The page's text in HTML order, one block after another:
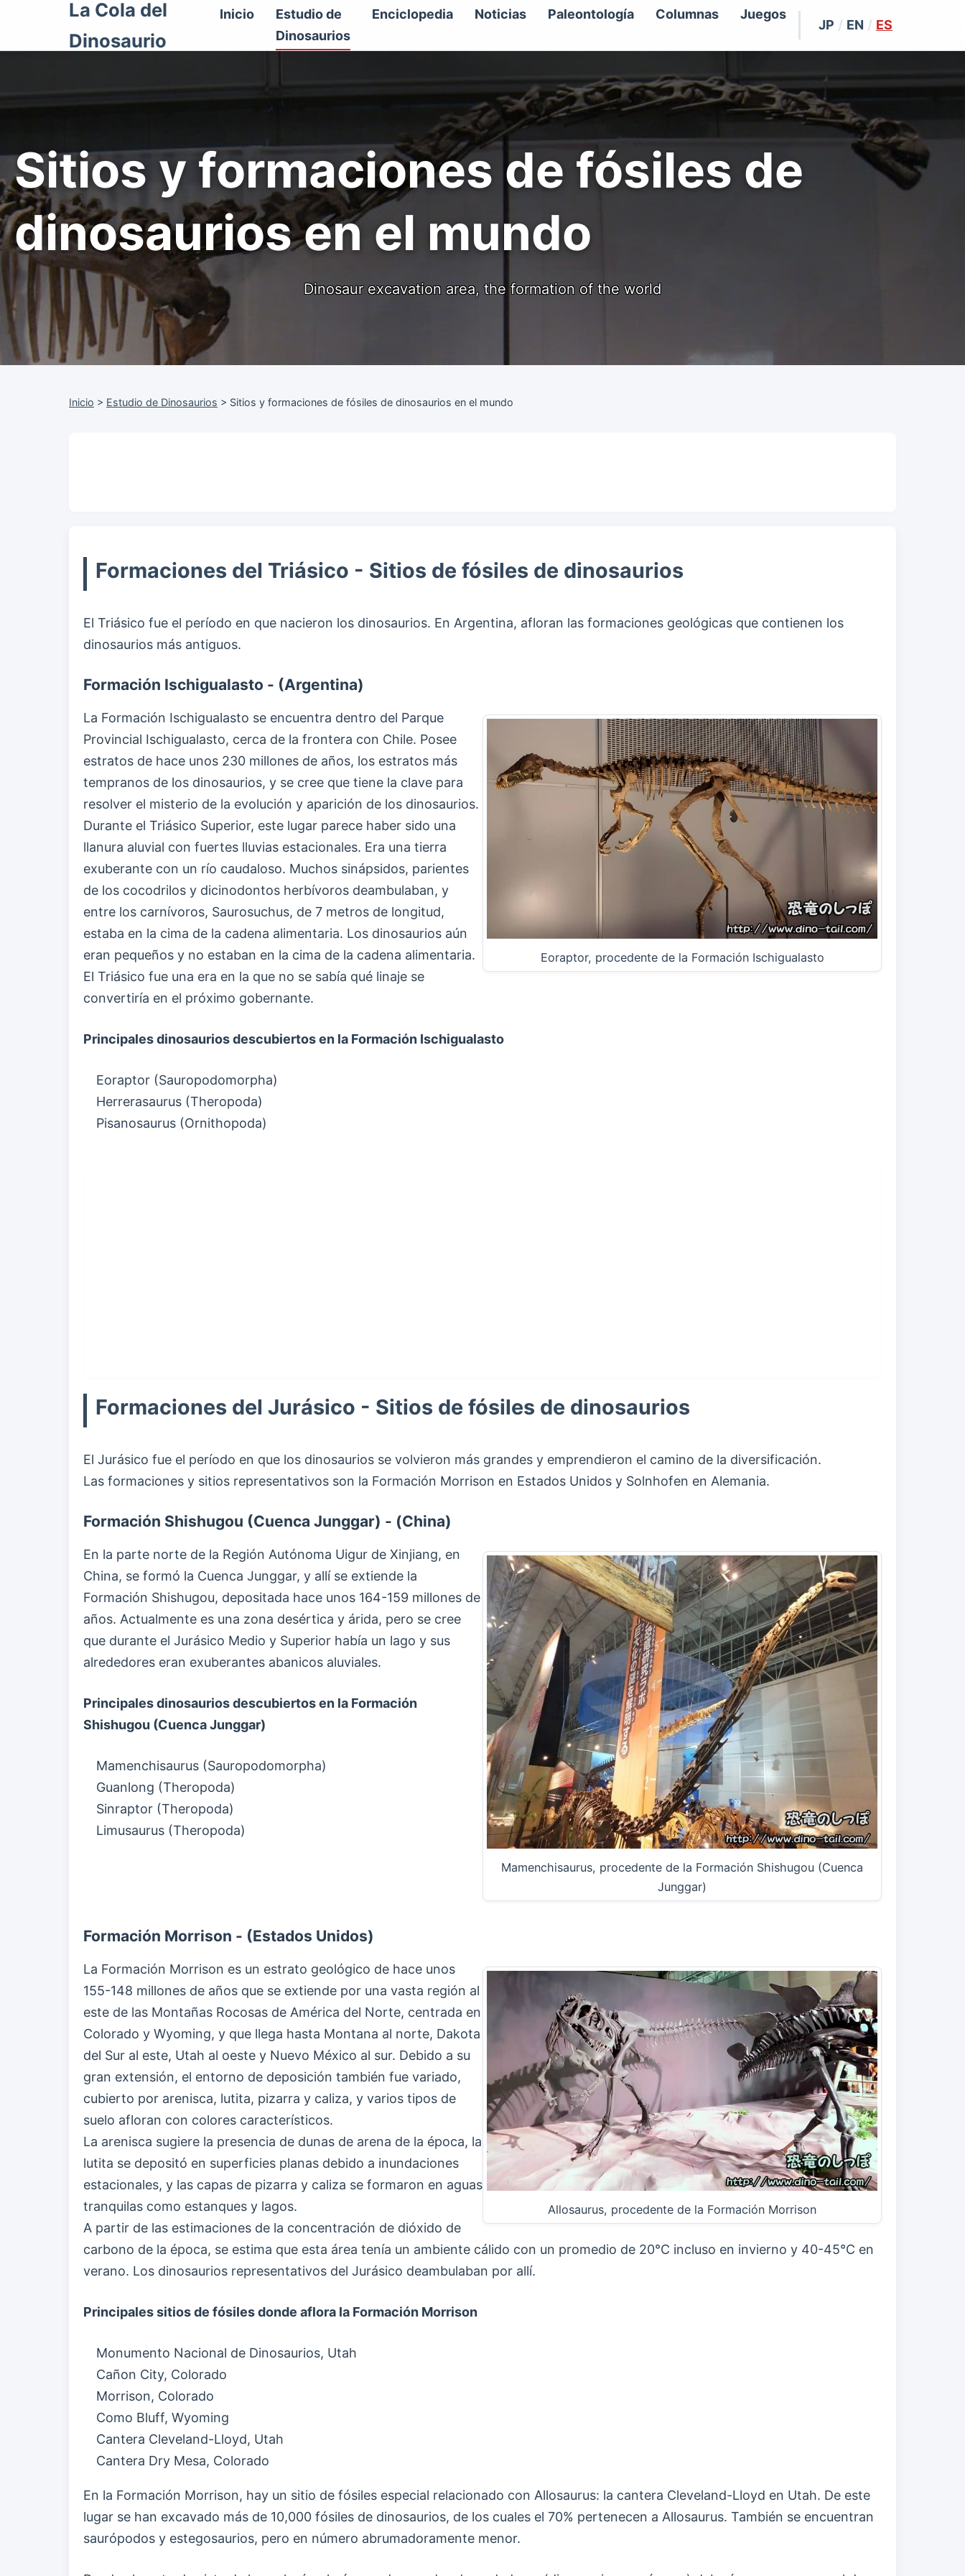
La Cola del
Dinosaurio
Inicio
Estudio de
Dinosaurios
Enciclopedia Noticias Paleontología Columnas Juegos
JP / EN / ES
Sitios y formaciones de fósiles de
dinosaurios en el mundo
Dinosaur excavation area, the formation of the world
Inicio > Estudio de Dinosaurios > Sitios y formaciones de fósiles de dinosaurios en el mundo
Formaciones del Triásico - Sitios de fósiles de dinosaurios
El Triásico fue el período en que nacieron los dinosaurios. En Argentina, afloran las formaciones geológicas que contienen los
dinosaurios más antiguos.
Formación Ischigualasto - (Argentina)
Eoraptor, procedente de la Formación Ischigualasto
La Formación Ischigualasto se encuentra dentro del Parque
Provincial Ischigualasto, cerca de la frontera con Chile. Posee
estratos de hace unos 230 millones de años, los estratos más
tempranos de los dinosaurios, y se cree que tiene la clave para
resolver el misterio de la evolución y aparición de los dinosaurios.
Durante el Triásico Superior, este lugar parece haber sido una
llanura aluvial con fuertes lluvias estacionales. Era una tierra
exuberante con un río caudaloso. Muchos sinápsidos, parientes
de los cocodrilos y dicinodontos herbívoros deambulaban, y
entre los carnívoros, Saurosuchus, de 7 metros de longitud,
estaba en la cima de la cadena alimentaria. Los dinosaurios aún
eran pequeños y no estaban en la cima de la cadena alimentaria.
El Triásico fue una era en la que no se sabía qué linaje se
convertiría en el próximo gobernante.
Principales dinosaurios descubiertos en la Formación Ischigualasto
Eoraptor (Sauropodomorpha)
Herrerasaurus (Theropoda)
Pisanosaurus (Ornithopoda)
Formaciones del Jurásico - Sitios de fósiles de dinosaurios
El Jurásico fue el período en que los dinosaurios se volvieron más grandes y emprendieron el camino de la diversificación.
Las formaciones y sitios representativos son la Formación Morrison en Estados Unidos y Solnhofen en Alemania.
Formación Shishugou (Cuenca Junggar) - (China)
Mamenchisaurus, procedente de la Formación Shishugou (Cuenca
Junggar)
En la parte norte de la Región Autónoma Uigur de Xinjiang, en
China, se formó la Cuenca Junggar, y allí se extiende la
Formación Shishugou, depositada hace unos 164-159 millones de
años. Actualmente es una zona desértica y árida, pero se cree
que durante el Jurásico Medio y Superior había un lago y sus
alrededores eran exuberantes abanicos aluviales.
Principales dinosaurios descubiertos en la Formación
Shishugou (Cuenca Junggar)
Mamenchisaurus (Sauropodomorpha)
Guanlong (Theropoda)
Sinraptor (Theropoda)
Limusaurus (Theropoda)
Formación Morrison - (Estados Unidos)
Allosaurus, procedente de la Formación Morrison
La Formación Morrison es un estrato geológico de hace unos
155-148 millones de años que se extiende por una vasta región al
este de las Montañas Rocosas de América del Norte, centrada en
Colorado y Wyoming, y que llega hasta Montana al norte, Dakota
del Sur al este, Utah al oeste y Nuevo México al sur. Debido a su
gran extensión, el entorno de deposición también fue variado,
cubierto por arenisca, lutita, pizarra y caliza, y varios tipos de
suelo afloran con colores característicos.
La arenisca sugiere la presencia de dunas de arena de la época, la
lutita se depositó en superficies planas debido a inundaciones
estacionales, y las capas de pizarra y caliza se formaron en aguas
tranquilas como estanques y lagos.
A partir de las estimaciones de la concentración de dióxido de
carbono de la época, se estima que esta área tenía un ambiente cálido con un promedio de 20°C incluso en invierno y 40-45°C en
verano. Los dinosaurios representativos del Jurásico deambulaban por allí.
Principales sitios de fósiles donde aflora la Formación Morrison
Monumento Nacional de Dinosaurios, Utah
Cañon City, Colorado
Morrison, Colorado
Como Bluff, Wyoming
Cantera Cleveland-Lloyd, Utah
Cantera Dry Mesa, Colorado
En la Formación Morrison, hay un sitio de fósiles especial relacionado con Allosaurus: la cantera Cleveland-Lloyd en Utah. De este
lugar se han excavado más de 10,000 fósiles de dinosaurios, de los cuales el 70% pertenecen a Allosaurus. También se encuentran
saurópodos y estegosaurios, pero en número abrumadoramente menor.